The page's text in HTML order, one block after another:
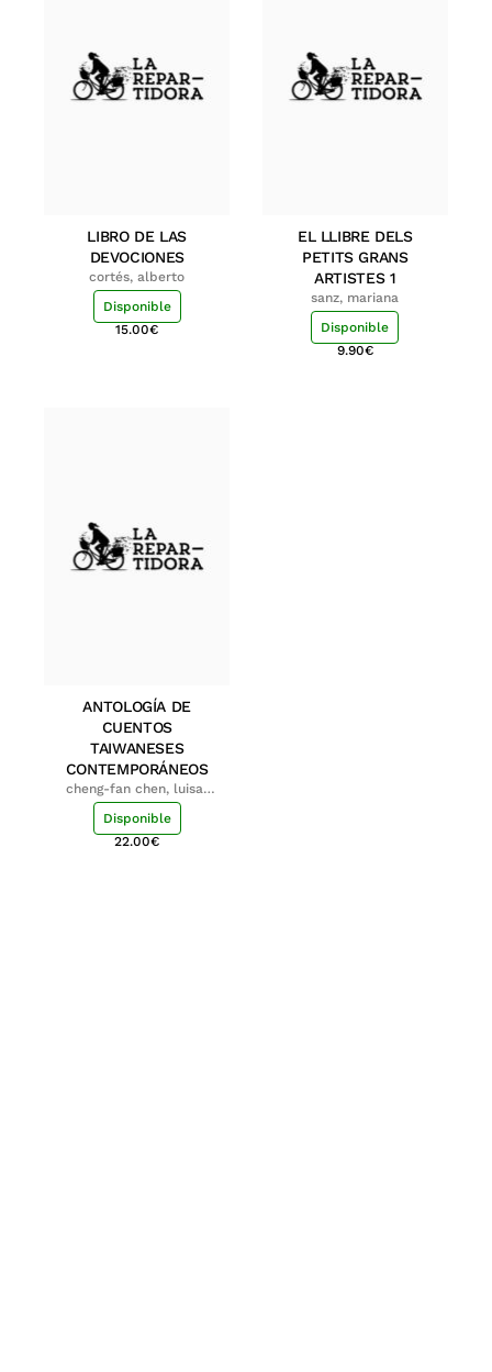
LIBRO DE LAS
DEVOCIONES
cortés, alberto
Disponible
15.00€
EL LLIBRE DELS
PETITS GRANS
ARTISTES 1
sanz, mariana
Disponible
9.90€
ANTOLOGÍA DE
CUENTOS
TAIWANESES
CONTEMPORÁNEOS
cheng-fan chen, luisa;
shu-ying chang, luisa
Disponible
22.00€